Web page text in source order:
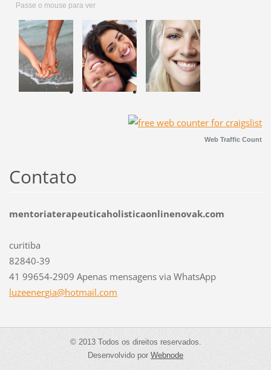
Passe o mouse para ver
Web Traffic Count
Contato
mentoriaterapeuticaholisticaonlinenovak.com
curitiba
82840-39
41 99654-2909 Apenas mensagens via WhatsApp
luzeenergia@hotmail.com
© 2013 Todos os direitos reservados.
Desenvolvido porWebnode